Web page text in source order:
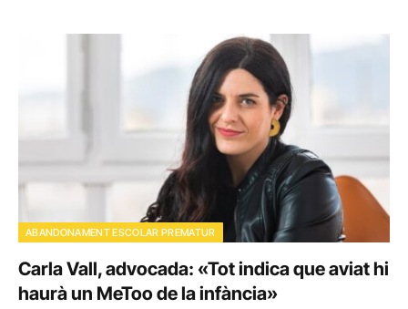
ABANDONAMENT ESCOLAR PREMATUR
Carla Vall, advocada: «Tot indica que aviat hi
haurà un MeToo de la infància»